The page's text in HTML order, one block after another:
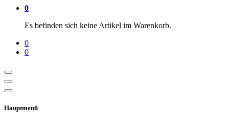
0
Es befinden sich keine Artikel im Warenkorb.
0
0
Hauptmenü